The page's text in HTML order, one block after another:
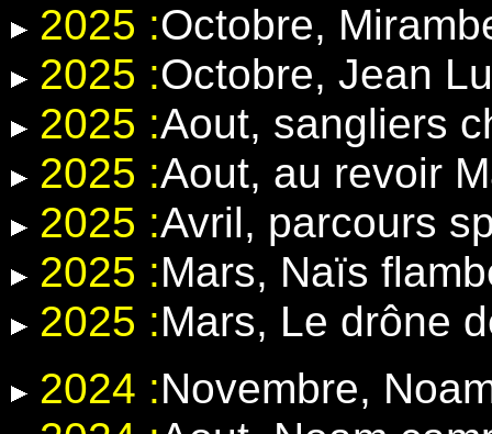
2025 :Octobre,
2025 :Octobre, Jean
2025 :Aout, sangliers
2025 :Aout, au revoir
2025 :Avril, parcours
2025 :Mars, Naïs
2025 :Mars, Le drône
2024 :Novembre,